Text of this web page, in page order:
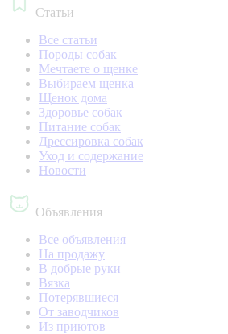
Статьи
Все статьи
Породы собак
Мечтаете о щенке
Выбираем щенка
Щенок дома
Здоровье собак
Питание собак
Дрессировка собак
Уход и содержание
Новости
Объявления
Все объявления
На продажу
В добрые руки
Вязка
Потерявшиеся
От заводчиков
Из приютов